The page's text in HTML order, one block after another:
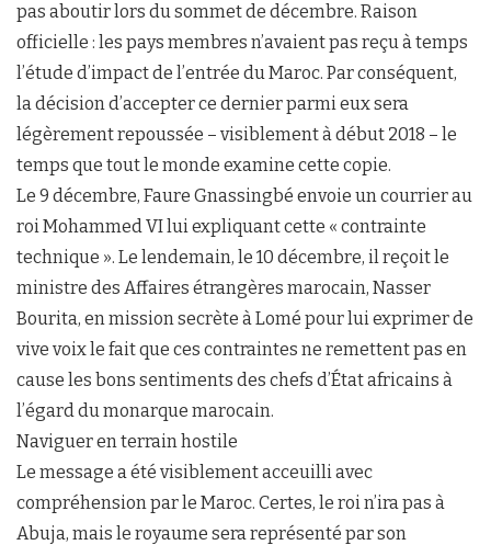
pas aboutir lors du sommet de décembre. Raison
officielle : les pays membres n’avaient pas reçu à temps
l’étude d’impact de l’entrée du Maroc. Par conséquent,
la décision d’accepter ce dernier parmi eux sera
légèrement repoussée – visiblement à début 2018 – le
temps que tout le monde examine cette copie.
Le 9 décembre, Faure Gnassingbé envoie un courrier au
roi Mohammed VI lui expliquant cette « contrainte
technique ». Le lendemain, le 10 décembre, il reçoit le
ministre des Affaires étrangères marocain, Nasser
Bourita, en mission secrète à Lomé pour lui exprimer de
vive voix le fait que ces contraintes ne remettent pas en
cause les bons sentiments des chefs d’État africains à
l’égard du monarque marocain.
Naviguer en terrain hostile
Le message a été visiblement acceuilli avec
compréhension par le Maroc. Certes, le roi n’ira pas à
Abuja, mais le royaume sera représenté par son